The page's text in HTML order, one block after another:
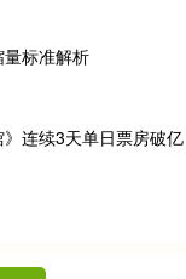
标准解析
连续3天单日票房破亿